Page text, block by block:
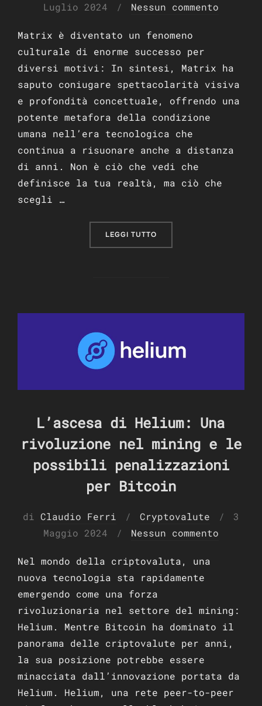
Luglio 2024
Nessun commento
Matrix è diventato un fenomeno
culturale di enorme successo per
diversi motivi: In sintesi, Matrix ha
saputo coniugare spettacolarità visiva
e profondità concettuale, offrendo una
potente metafora della condizione
umana nell’era tecnologica che
continua a risuonare anche a distanza
di anni. Non è ciò che vedi che
definisce la tua realtà, ma ciò che
scegli …
LEGGI TUTTO
L’ascesa di Helium: Una
rivoluzione nel mining e le
possibili penalizzazioni
per Bitcoin
di Claudio Ferri Cryptovalute
3
Maggio 2024
Nessun commento
Nel mondo della criptovaluta, una
nuova tecnologia sta rapidamente
emergendo come una forza
rivoluzionaria nel settore del mining:
Helium. Mentre Bitcoin ha dominato il
panorama delle criptovalute per anni,
la sua posizione potrebbe essere
minacciata dall’innovazione portata da
Helium. Helium, una rete peer-to-peer